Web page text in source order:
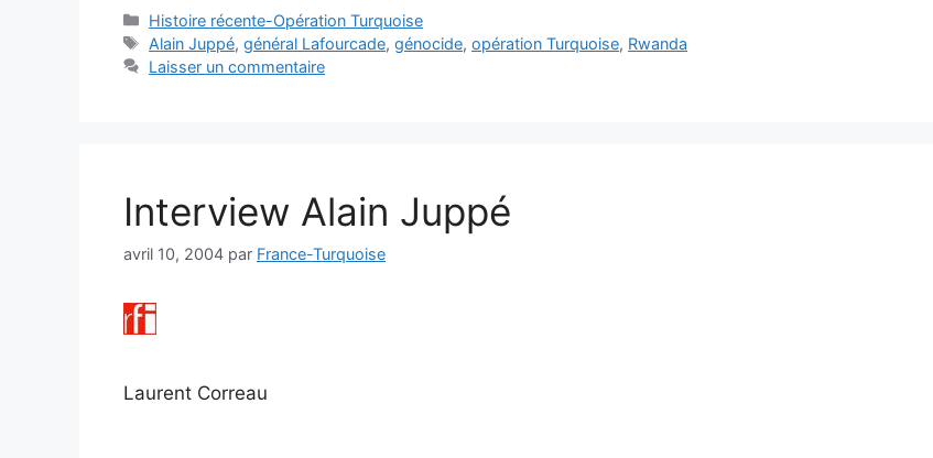
Catégories
Histoire récente-Opération Turquoise
Étiquettes
Alain Juppé,général Lafourcade,génocide,opération Turquoise, Rwanda
Laisser un commentaire
Interview Alain Juppé
avril 10, 2004 par France-Turquoise
Laurent Correau